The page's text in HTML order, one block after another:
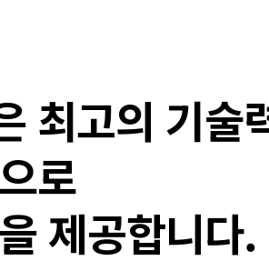
최고의 기술
로
제공합니다.